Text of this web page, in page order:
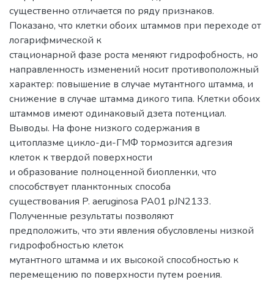
существенно отличается по ряду признаков.
Показано, что клетки обоих штаммов при переходе от
логарифмической к
стационарной фазе роста меняют гидрофобность, но
направленность изменений носит противоположный
характер: повышение в случае мутантного штамма, и
снижение в случае штамма дикого типа. Клетки обоих
штаммов имеют одинаковый дзета потенциал.
Выводы. На фоне низкого содержания в
цитоплазме цикло-ди-ГМФ тормозится адгезия
клеток к твердой поверхности
и образование полноценной биопленки, что
способствует планктонных способа
существования P. aeruginosa PA01 pJN2133.
Полученные результаты позволяют
предположить, что эти явления обусловлены низкой
гидрофобностью клеток
мутантного штамма и их высокой способностью к
перемещению по поверхности путем роения.